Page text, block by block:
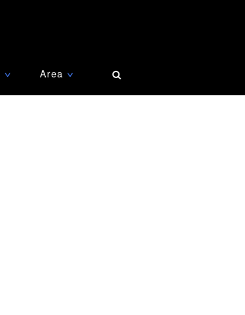
∨ Area ∨